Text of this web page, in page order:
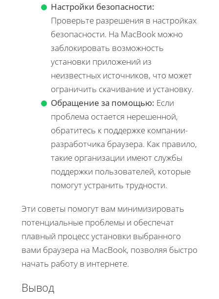
Настройки безопасности:
Проверьте разрешения в настройках
безопасности. На MacBook можно
заблокировать возможность
установки приложений из
неизвестных источников, что может
ограничить скачивание и установку.
Обращение за помощью: Если
проблема остается нерешенной,
обратитесь к поддержке компании-
разработчика браузера. Как правило,
такие организации имеют службы
поддержки пользователей, которые
помогут устранить трудности.
Эти советы помогут вам минимизировать
потенциальные проблемы и обеспечат
плавный процесс установки выбранного
вами браузера на MacBook, позволяя быстро
начать работу в интернете.
Вывод